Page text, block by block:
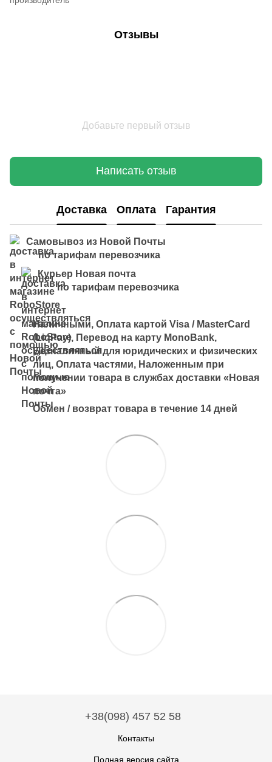
Отзывы
Добавьте первый отзыв
Написать отзыв
Доставка Оплата Гарантия
Самовывоз из Новой Почты
по тарифам перевозчика
Курьер Новая почта
по тарифам перевозчика
Наличными, Оплата картой Visa / MasterCard
(LiqPay), Перевод на карту MonoBank,
Безналичный для юридических и физических
лиц, Оплата частями, Наложенным при
получении товара в службах доставки «Новая
почта»
Обмен / возврат товара в течение 14 дней
+38(098) 457 52 58
Контакты
Полная версия сайта